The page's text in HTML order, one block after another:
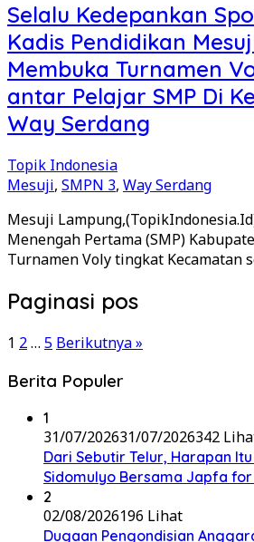
Selalu Kedepankan
Kadis Pendidikan
Membuka Turnamen
antar Pelajar SMP Di
Way Serdang
Topik Indonesia
Mesuji, SMPN 3, Way Serdang
Mesuji
Menengah Pertama (SMP)
Turnamen Voly tingkat Kecamatan
Paginasi pos
1 2… 5 Berikutnya »
Berita Populer
1
31/07/202631/07/2026342
Dari Sebutir Telur, Harapan
Sidomulyo Bersama Japfa for
2
02/08/2026196 Lihat
Dugaan Pengondisian